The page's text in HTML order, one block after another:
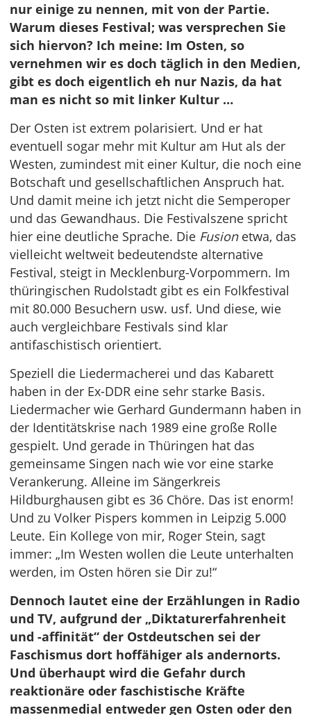
nur einige zu nennen, mit von der Partie.
Warum dieses Festival; was versprechen Sie
sich hiervon? Ich meine: Im Osten, so
vernehmen wir es doch täglich in den Medien,
gibt es doch eigentlich eh nur Nazis, da hat
man es nicht so mit linker Kultur …
Der Osten ist extrem polarisiert. Und er hat
eventuell sogar mehr mit Kultur am Hut als der
Westen, zumindest mit einer Kultur, die noch eine
Botschaft und gesellschaftlichen Anspruch hat.
Und damit meine ich jetzt nicht die Semperoper
und das Gewandhaus. Die Festivalszene spricht
hier eine deutliche Sprache. Die Fusionetwa, das
vielleicht weltweit bedeutendste alternative
Festival, steigt in Mecklenburg-Vorpommern. Im
thüringischen Rudolstadt gibt es ein Folkfestival
mit 80.000 Besuchern usw. usf. Und diese, wie
auch vergleichbare Festivals sind klar
antifaschistisch orientiert.
Speziell die Liedermacherei und das Kabarett
haben in der Ex-DDR eine sehr starke Basis.
Liedermacher wie Gerhard Gundermann haben in
der Identitätskrise nach 1989 eine große Rolle
gespielt. Und gerade in Thüringen hat das
gemeinsame Singen nach wie vor eine starke
Verankerung. Alleine im Sängerkreis
Hildburghausen gibt es 36 Chöre. Das ist enorm!
Und zu Volker Pispers kommen in Leipzig 5.000
Leute. Ein Kollege von mir, Roger Stein, sagt
immer: „Im Westen wollen die Leute unterhalten
werden, im Osten hören sie Dir zu!“
Dennoch lautet eine der Erzählungen in Radio
und TV, aufgrund der „Diktaturerfahrenheit
und -affinität“ der Ostdeutschen sei der
Faschismus dort hoffähiger als andernorts.
Und überhaupt wird die Gefahr durch
reaktionäre oder faschistische Kräfte
massenmedial entweder gen Osten oder den